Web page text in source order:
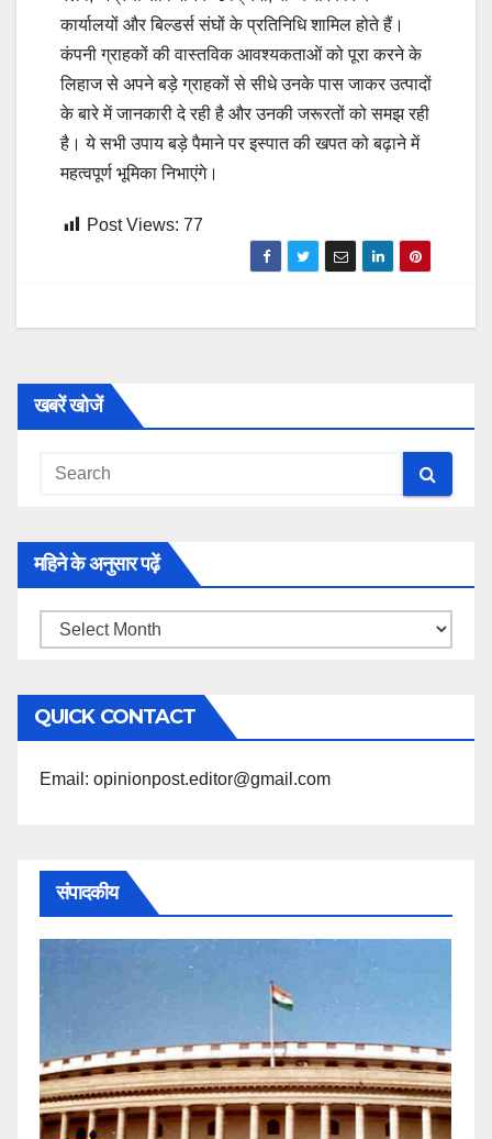
कार्यालयों और बिल्डर्स संघों के प्रतिनिधि शामिल होते हैं।
कंपनी ग्राहकों की वास्तविक आवश्यकताओं को पूरा करने के
लिहाज से अपने बड़े ग्राहकों से सीधे उनके पास जाकर उत्पादों
के बारे में जानकारी दे रही है और उनकी जरूरतों को समझ रही
है। ये सभी उपाय बड़े पैमाने पर इस्पात की खपत को बढ़ाने में
महत्वपूर्ण भूमिका निभाएंगे।
Post Views: 77
खबरें खोजें
महिने के अनुसार पढ़ें
महिने
अनुसार
पढ़ें
QUICK CONTACT
Email: opinionpost.editor@gmail.com
संपादकीय